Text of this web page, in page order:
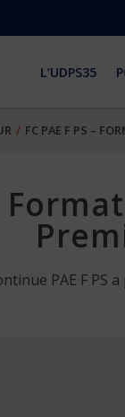
L’UDPS35
FC PAE F PS –
–
PAE F PS